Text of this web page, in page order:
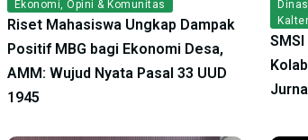
Ekonomi, Opini & Komunitas
Riset Mahasiswa Ungkap Dampak
Positif MBG bagi Ekonomi Desa,
AMM: Wujud Nyata Pasal 33 UUD
1945